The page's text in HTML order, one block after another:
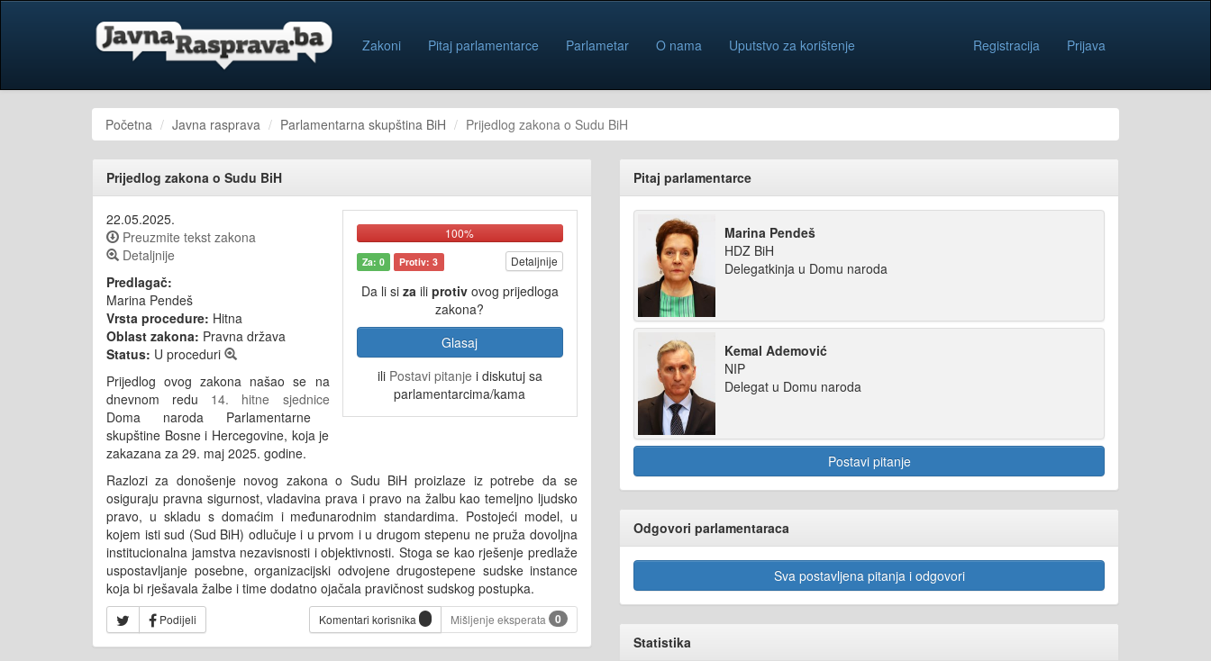
Zakoni Pitaj parlamentarce Parlametar O nama Uputstvo za korištenje Registracija Prijava
Početna Javna rasprava Parlamentarna skupština BiH Prijedlog zakona o Sudu BiH
Prijedlog zakona o Sudu BiH
100%
Za: 0 Protiv: 3 Detaljnije
Da li si zaili protivovog prijedloga
zakona?
Glasaj
ili Postavi pitanje i diskutuj sa
parlamentarcima/kama
22.05.2025.
Preuzmite tekst zakona
Detaljnije
Predlagač:
Marina Pendeš
Vrsta procedure: Hitna
Oblast zakona: Pravna država
Status: U proceduri
Prijedlog ovog zakona našao se na
dnevnom redu 14. hitne sjednice
Doma naroda Parlamentarne
skupštine Bosne i Hercegovine, koja je
zakazana za 29. maj 2025. godine.
Razlozi za donošenje novog zakona o Sudu BiH proizlaze iz potrebe da se
osiguraju pravna sigurnost, vladavina prava i pravo na žalbu kao temeljno ljudsko
pravo, u skladu s domaćim i međunarodnim standardima. Postojeći model, u
kojem isti sud (Sud BiH) odlučuje i u prvom i u drugom stepenu ne pruža dovoljna
institucionalna jamstva nezavisnosti i objektivnosti. Stoga se kao rješenje predlaže
uspostavljanje posebne, organizacijski odvojene drugostepene sudske instance
koja bi rješavala žalbe i time dodatno ojačala pravičnost sudskog postupka.
Podijeli Komentari korisnika Mišljenje eksperata 0
Pitaj parlamentarce
Marina Pendeš
HDZ BiH
Delegatkinja u Domu naroda
Kemal Ademović
NIP
Delegat u Domu naroda
Postavi pitanje
Odgovori parlamentaraca
Sva postavljena pitanja i odgovori
Statistika